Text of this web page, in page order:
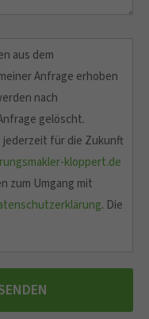
aus dem
Anfrage erhoben
nach
gelöscht.
jederzeit für die Zukunft
kloppert.de
zum Umgang mit
. Die